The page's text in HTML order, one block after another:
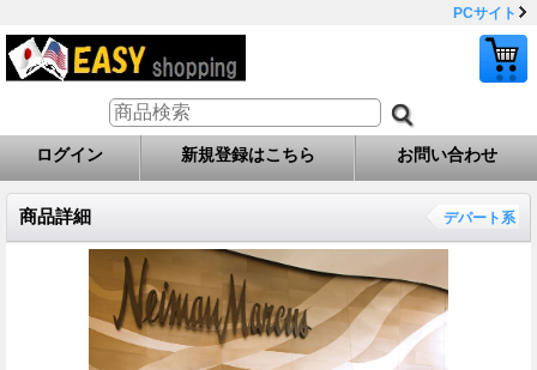
PCサイト
ログイン 新規登録はこちら お問い合わせ
商品詳細 デパート系